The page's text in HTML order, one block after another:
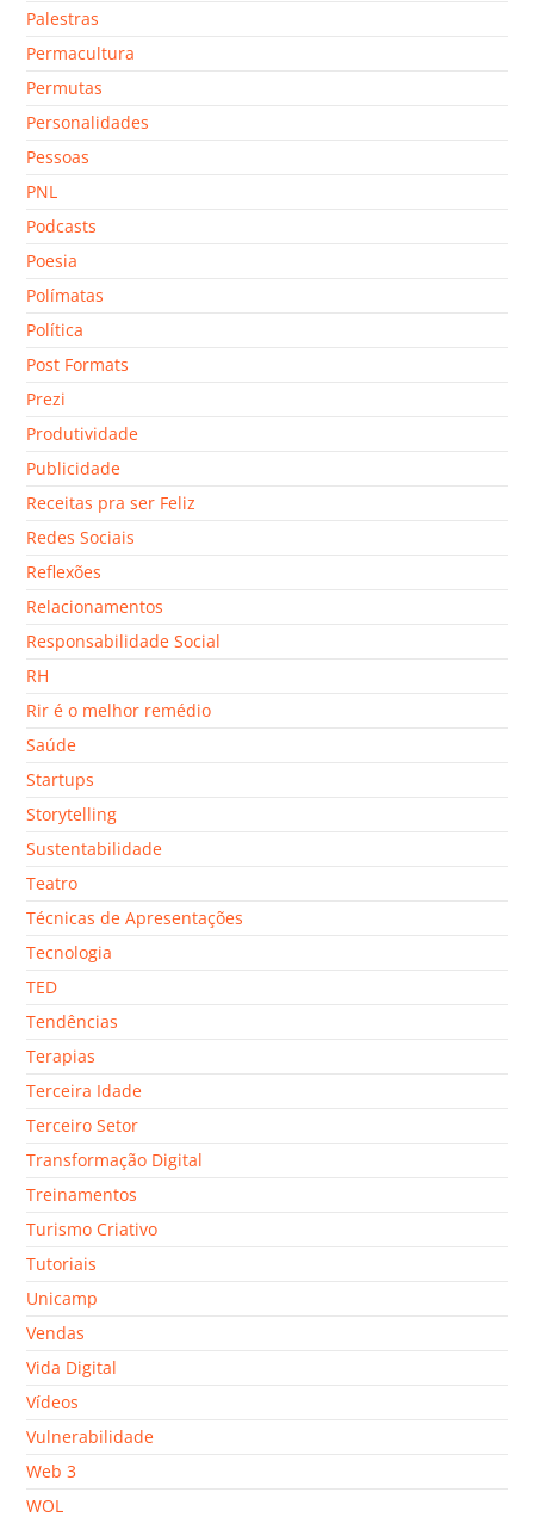
Palestras
Permacultura
Permutas
Personalidades
Pessoas
PNL
Podcasts
Poesia
Polímatas
Política
Post Formats
Prezi
Produtividade
Publicidade
Receitas pra ser Feliz
Redes Sociais
Reflexões
Relacionamentos
Responsabilidade Social
RH
Rir é o melhor remédio
Saúde
Startups
Storytelling
Sustentabilidade
Teatro
Técnicas de Apresentações
Tecnologia
TED
Tendências
Terapias
Terceira Idade
Terceiro Setor
Transformação Digital
Treinamentos
Turismo Criativo
Tutoriais
Unicamp
Vendas
Vida Digital
Vídeos
Vulnerabilidade
Web 3
WOL